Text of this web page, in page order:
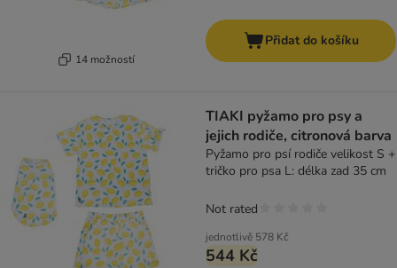
14 možností
Přidat do košíku
TIAKI pyžamo pro psy a
jejich rodiče, citronová barva
Pyžamo pro psí rodiče velikost S +
tričko pro psa L: délka zad 35 cm
jednotlivě 578 Kč
544 Kč
Not rated